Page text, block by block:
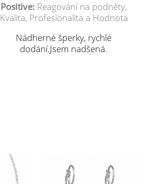
Positive: Reagování na podněty,
Kvalita, Profesionalita a Hodnota
Nádherné šperky, rychlé
dodání.Jsem nadšená.